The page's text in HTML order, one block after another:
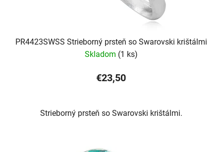
PR4423SWSS Strieborný prsteň so Swarovski krištálmi
Skladom (1 ks)
€23,50
Strieborný prsteň so Swarovski krištálmi.